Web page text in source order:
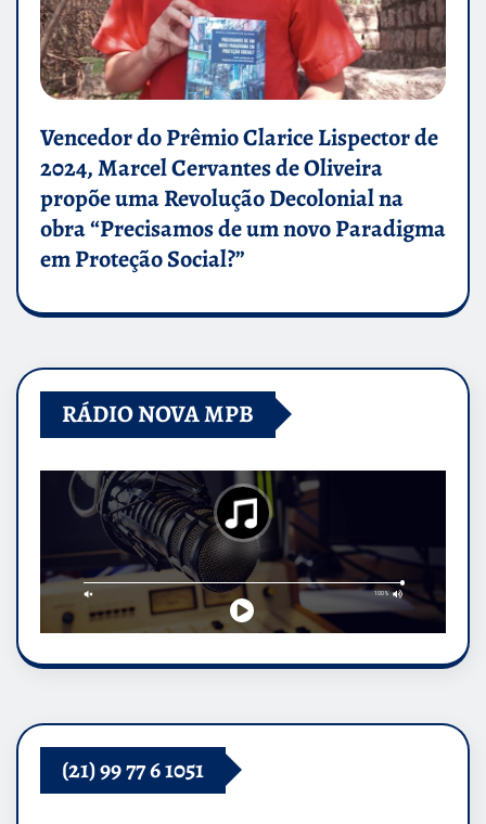
Vencedor do Prêmio Clarice Lispector de
2024, Marcel Cervantes de Oliveira
propõe uma Revolução Decolonial na
obra “Precisamos de um novo Paradigma
em Proteção Social?”
RÁDIO NOVA MPB
(21) 99 77 6 1051